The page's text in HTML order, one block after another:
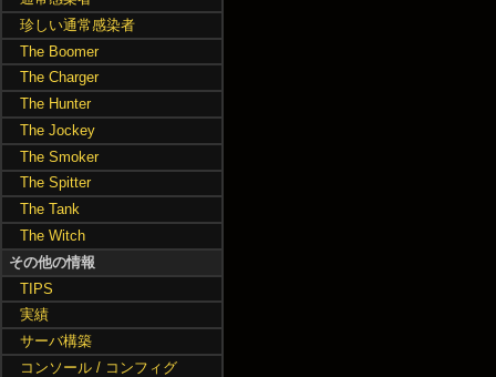
珍しい通常感染者
The Boomer
The Charger
The Hunter
The Jockey
The Smoker
The Spitter
The Tank
The Witch
その他の情報
TIPS
実績
サーバ構築
コンソール / コンフィグ